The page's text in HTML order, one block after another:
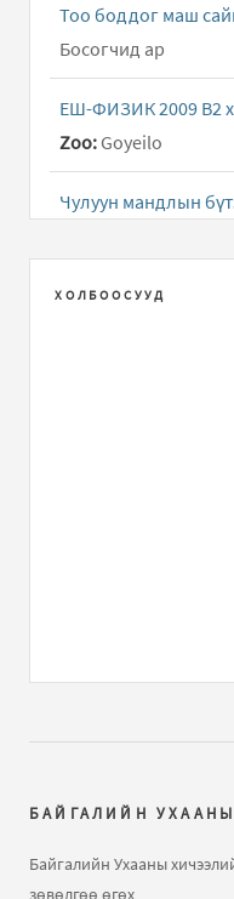
Тоо боддог маш
Босогчид ар
ЕШ-ФИЗИК 2009 В2
Zoo: Goyeilo
Чулуун мандлын
Тоо боддог маш
x 4 /
Далайн татралт
ч харагдахгүй байна
ХОЛБООСУУД
БАЙГАЛИЙН
Байгалийн Ухааны
зөвөлгөө өгөх